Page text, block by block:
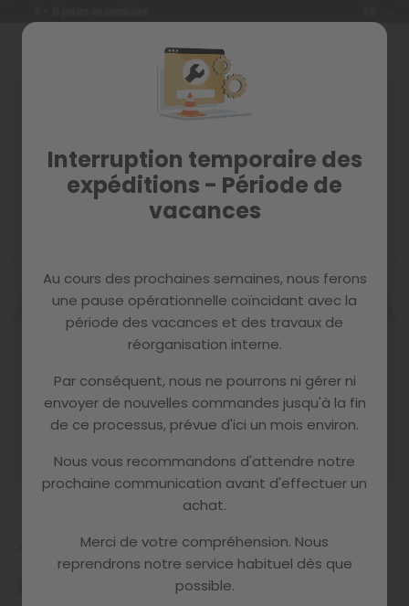
Interruption temporaire des
expéditions - Période de
vacances
Au cours des prochaines semaines, nous ferons
une pause opérationnelle coïncidant avec la
période des vacances et des travaux de
réorganisation interne.
Par conséquent, nous ne pourrons ni gérer ni
envoyer de nouvelles commandes jusqu'à la fin
de ce processus, prévue d'ici un mois environ.
Nous vous recommandons d'attendre notre
prochaine communication avant d'effectuer un
achat.
Merci de votre compréhension. Nous
reprendrons notre service habituel dès que
possible.
Allez
LENA WHITE X4